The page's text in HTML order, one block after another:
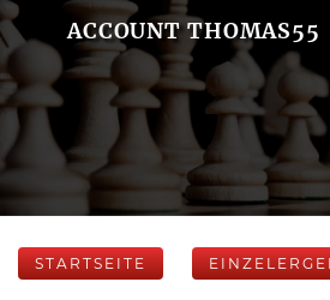
ACCOUNT THOMAS55
STARTSEITE